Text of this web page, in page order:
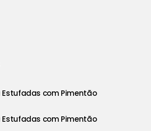
Estufadas com Pimentão
Estufadas com Pimentão